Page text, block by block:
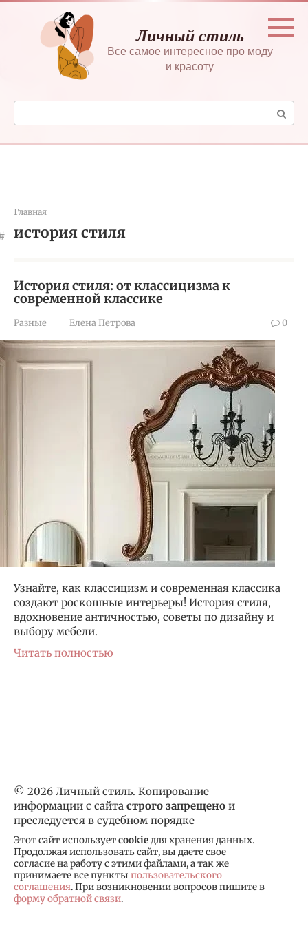
Перейти
контенту
Личный стиль
Все самое интересное про моду
и красоту
Поиск:
Главная
история стиля
История стиля: от классицизма к
современной классике
Разные Елена Петрова 0
Узнайте, как классицизм и современная классика
создают роскошные интерьеры! История стиля,
вдохновение античностью, советы по дизайну и
выбору мебели.
Читать полностью
© 2026 Личный стиль. Копирование
информации с сайта строго запрещено и
преследуется в судебном порядке
Этот сайт используетcookieдля хранения данных.
Продолжая использовать сайт, вы даете свое
согласие на работу с этими файлами, а так же
принимаете все пункты пользовательского
соглашения. При возникновении вопросов пишите в
форму обратной связи.